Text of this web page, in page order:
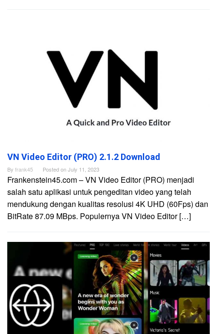
VN Video Editor (PRO) 2.1.2 Download
By frank45 Posted onJuly 11, 2023
Frankenstein45.com – VN Video Editor (PRO) menjadi
salah satu aplikasi untuk pengeditan video yang telah
mendukung dengan kualitas resolusi 4K UHD (60Fps) dan
BitRate 87.09 MBps. Populernya VN Video Editor […]